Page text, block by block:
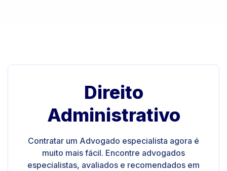
Direito
Administrativo
Contratar um Advogado especialista agora é
muito mais fácil. Encontre advogados
especialistas, avaliados e recomendados em